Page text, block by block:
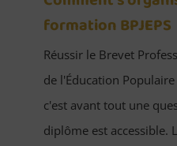
formation BPJEPS
Réussir le Brevet
de l'Éducation Populaire
c'est avant tout une
diplôme est accessible.